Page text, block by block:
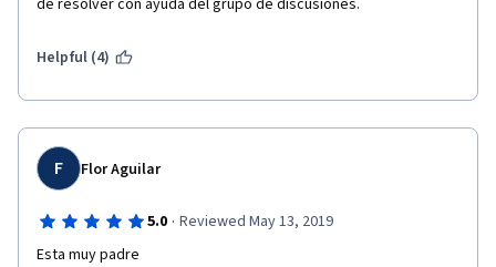
de resolver con ayuda del grupo de discusiones.
Helpful (4)
F Flor Aguilar
5.0 · Reviewed May 13, 2019
Esta muy padre